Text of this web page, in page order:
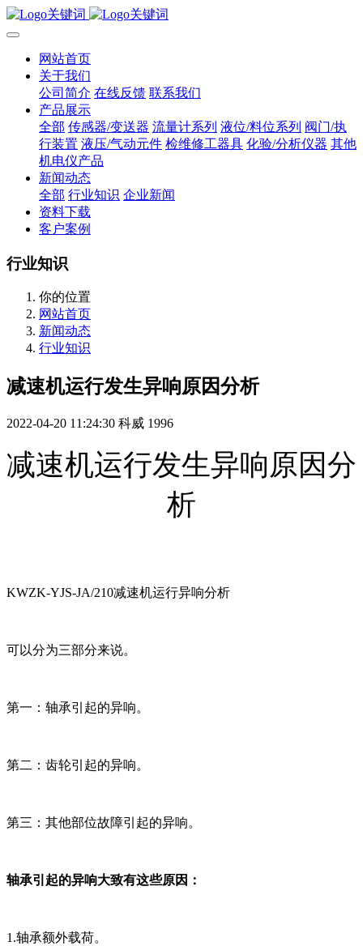
网站首页
关于我们
公司简介 在线反馈 联系我们
产品展示
全部 传感器/变送器 流量计系列 液位/料位系列 阀门/执
行装置 液压/气动元件 检维修工器具 化验/分析仪器 其他
机电仪产品
新闻动态
全部 行业知识 企业新闻
资料下载
客户案例
行业知识
你的位置
网站首页
新闻动态
行业知识
减速机运行发生异响原因分析
2022-04-20 11:24:30 科威 1996
减速机运行发生异响原因分
析
KWZK-YJS-JA/210减速机运行异响分析
可以分为三部分来说。
第一：轴承引起的异响。
第二：齿轮引起的异响。
第三：其他部位故障引起的异响。
轴承引起的异响大致有这些原因：
1.轴承额外载荷。